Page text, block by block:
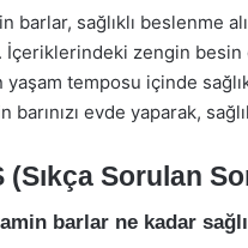
barlar, sağlıklı beslenme
İçeriklerindeki zengin
yaşam temposu içinde
barınızı evde yaparak,
(Sıkça Sorulan
barlar ne kadar